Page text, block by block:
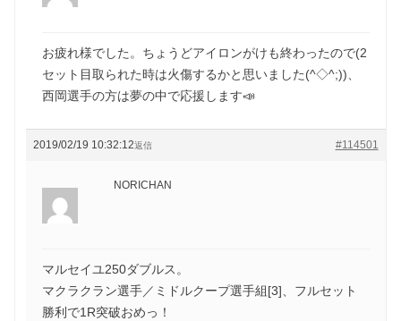
お疲れ様でした。ちょうどアイロンがけも終わったので(2
セット目取られた時は火傷するかと思いました(^◇^;))、
西岡選手の方は夢の中で応援します📣
2019/02/19 10:32:12 #114501
返信
NORICHAN
マルセイユ250ダブルス。
マクラクラン選手／ミドルクープ選手組[3]、フルセット
勝利で1R突破おめっ！